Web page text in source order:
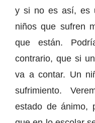
y si no es así, es
niños que sufren
que están.
contrario, que si
va a contar. Un
sufrimiento.
estado de ánimo,